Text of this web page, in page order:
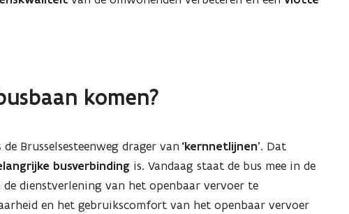
komen?
Brusselsesteenweg drager van ‘kernnetlijnen’. Dat
busverbinding is. Vandaag staat de bus mee in de
dienstverlening van het openbaar vervoer te
en het gebruikscomfort van het openbaar vervoer